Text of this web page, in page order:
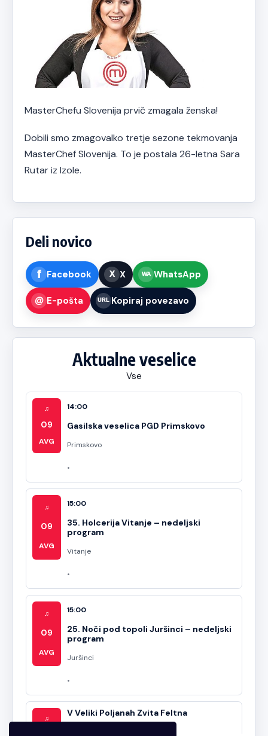
MasterChefu Slovenija prvič zmagala ženska!
Dobili smo zmagovalko tretje sezone tekmovanja
MasterChef Slovenija. To je postala 26-letna Sara
Rutar iz Izole.
Deli novico
Facebook X WhatsApp
E-pošta Kopiraj povezavo
Aktualne veselice
Vse
♫
09
AVG
14:00
Gasilska veselica PGD Primskovo
Primskovo
♫
09
AVG
15:00
35. Holcerija Vitanje – nedeljski
program
Vitanje
♫
09
AVG
15:00
25. Noči pod topoli Juršinci – nedeljski
program
Juršinci
♫
V Veliki Poljanah Zvita Feltna